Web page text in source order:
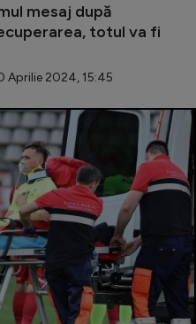
mesaj după
totul va fi
2024, 15:45